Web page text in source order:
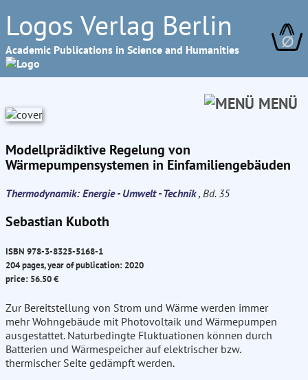
Logos Verlag Berlin
Academic Publications in Science and Humanities ∅
MENÜ
Modellprädiktive Regelung von
Wärmepumpensystemen in Einfamiliengebäuden
Thermodynamik: Energie - Umwelt - Technik, Bd. 35
Sebastian Kuboth
ISBN 978-3-8325-5168-1
204 pages, year of publication: 2020
price: 56.50 €
Zur Bereitstellung von Strom und Wärme werden immer
mehr Wohngebäude mit Photovoltaik und Wärmepumpen
ausgestattet. Naturbedingte Fluktuationen können durch
Batterien und Wärmespeicher auf elektrischer bzw.
thermischer Seite gedämpft werden.